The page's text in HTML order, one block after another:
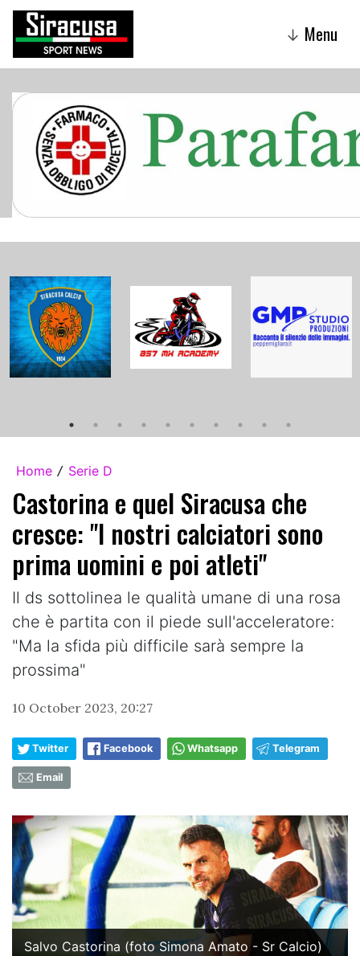
↓ Menu
Home / Serie D
Castorina e quel Siracusa che
cresce: "I nostri calciatori sono
prima uomini e poi atleti"
Il ds sottolinea le qualità umane di una rosa
che è partita con il piede sull'acceleratore:
"Ma la sfida più difficile sarà sempre la
prossima"
10 October 2023, 20:27
Twitter Facebook Whatsapp Telegram
Email
Salvo Castorina (foto Simona Amato - Sr Calcio)